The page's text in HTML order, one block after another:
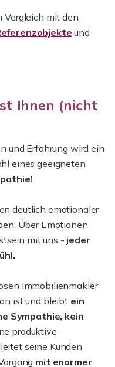
Vergleich mit den
und
Ihnen (nicht
und Erfahrung wird ein
eines geeigneten
deutlich emotionaler
Über Emotionen
mit uns - jeder
Immobilienmakler
ist und bleibt ein
Sympathie, kein
produktive
seine Kunden
mit enormer